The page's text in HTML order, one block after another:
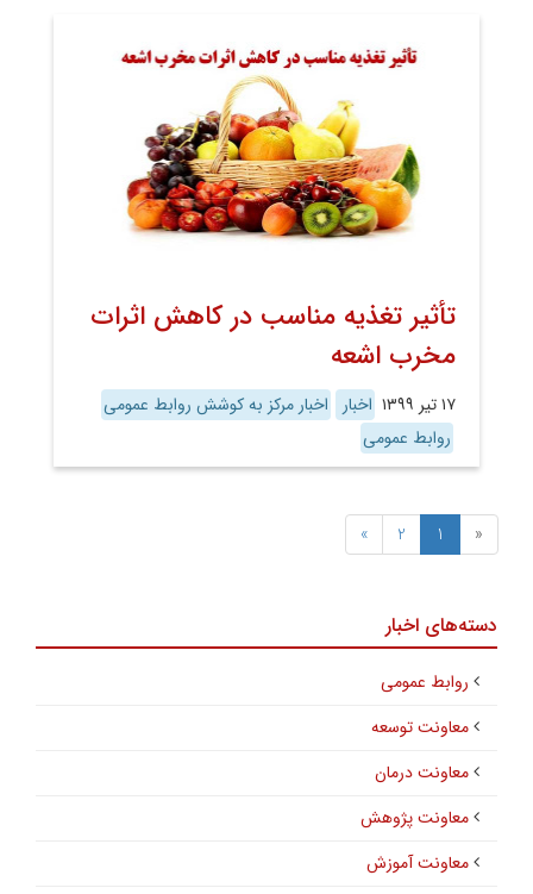
تأثیر تغذیه مناسب در کاهش اثرات
مخرب اشعه
۱۷ تیر ۱۳۹۹ اخبار
اخبار مرکز به کوشش روابط عمومی
روابط عمومی
«
1
2
»
دسته‌های اخبار
روابط عمومی
معاونت توسعه
معاونت درمان
معاونت پژوهش
معاونت آموزش